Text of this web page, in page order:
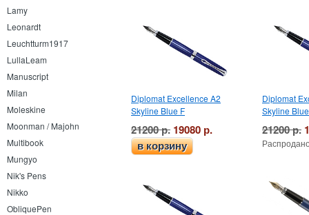
Lamy
Leonardt
Leuchtturm1917
LullaLeam
Manuscript
Milan
Moleskine
Moonman / Majohn
Multibook
Mungyo
Nik's Pens
Nikko
ObliquePen
Diplomat Excellence A2
Skyline Blue F
21200 р. 19080 р.
в корзину
Diplomat
Skyline
21200 р.